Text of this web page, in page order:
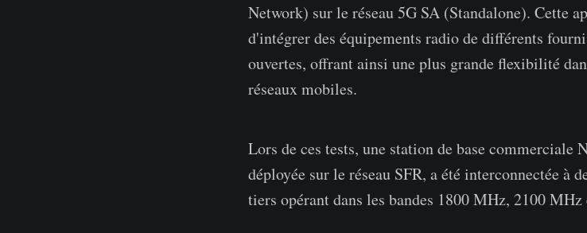
Network) sur le réseau 5G SA (Standalone). Cette
d'intégrer des équipements radio de différents
ouvertes, offrant ainsi une plus grande flexibilité
réseaux mobiles.
Lors de ces tests, une station de base commerciale
déployée sur le réseau SFR, a été interconnectée à
tiers opérant dans les bandes 1800 MHz, 2100